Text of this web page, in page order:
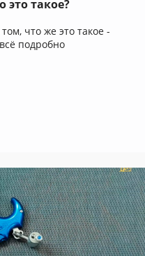
это такое?
что же это такое -
подробно